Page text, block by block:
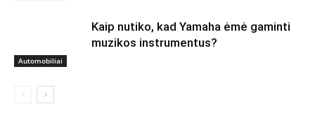
Automobiliai
Kaip nutiko, kad Yamaha ėmė gaminti
muzikos instrumentus?